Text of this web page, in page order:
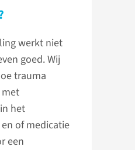
werkt niet
goed. Wij
trauma
het
of medicatie
een